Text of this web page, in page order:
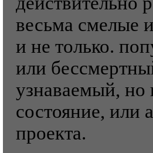
весьма смелые
и не только.
или
узнаваемый,
состояние, или
проекта.